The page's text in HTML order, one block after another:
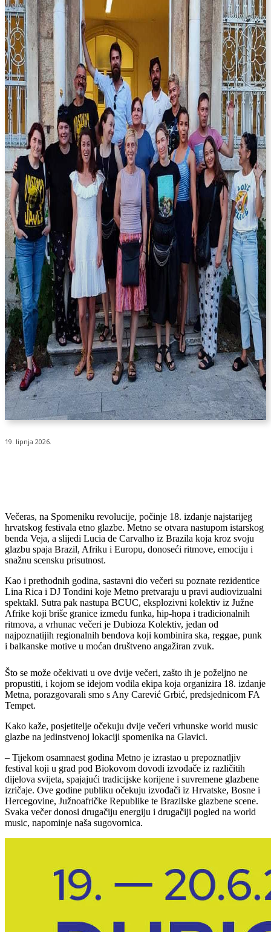
19. lipnja 2026.
Večeras, na Spomeniku revolucije, počinje 18. izdanje najstarijeg
hrvatskog festivala etno glazbe. Metno se otvara nastupom istarskog
benda Veja, a slijedi Lucia de Carvalho iz Brazila koja kroz svoju
glazbu spaja Brazil, Afriku i Europu, donoseći ritmove, emociju i
snažnu scensku prisutnost.
Kao i prethodnih godina, sastavni dio večeri su poznate rezidentice
Lina Rica i DJ Tondini koje Metno pretvaraju u pravi audiovizualni
spektakl. Sutra pak nastupa BCUC, eksplozivni kolektiv iz Južne
Afrike koji briše granice između funka, hip-hopa i tradicionalnih
ritmova, a vrhunac večeri je Dubioza Kolektiv, jedan od
najpoznatijih regionalnih bendova koji kombinira ska, reggae, punk
i balkanske motive u moćan društveno angažiran zvuk.
Što se može očekivati u ove dvije večeri, zašto ih je poželjno ne
propustiti, i kojom se idejom vodila ekipa koja organizira 18. izdanje
Metna, porazgovarali smo s Any Carević Grbić, predsjednicom FA
Tempet.
Kako kaže, posjetitelje očekuju dvije večeri vrhunske world music
glazbe na jedinstvenoj lokaciji spomenika na Glavici.
– Tijekom osamnaest godina Metno je izrastao u prepoznatljiv
festival koji u grad pod Biokovom dovodi izvođače iz različitih
dijelova svijeta, spajajući tradicijske korijene i suvremene glazbene
izričaje. Ove godine publiku očekuju izvođači iz Hrvatske, Bosne i
Hercegovine, Južnoafričke Republike te Brazilske glazbene scene.
Svaka večer donosi drugačiju energiju i drugačiji pogled na world
music, napominje naša sugovornica.